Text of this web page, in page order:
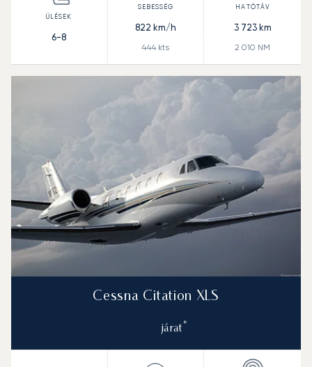
6-8
822 km/h
444 kts
3 723km
2 010 NM
Cessna Citation XLS
járat*